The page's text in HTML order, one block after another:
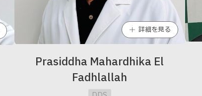
詳細を見る
Prasiddha Mahardhika El
Fadhlallah